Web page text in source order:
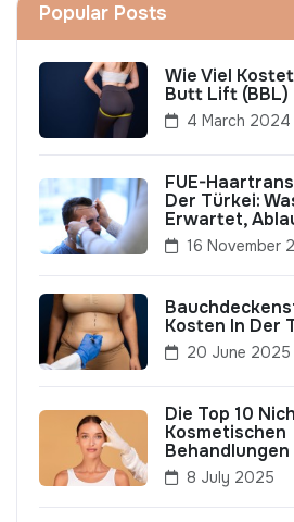
Popular Posts
Wie Viel
Butt Lift (BBL)
4 March 2024
FUE-
Der Türkei:
Erwartet,
16 November
Kosten In Der
20 June 2025
Die Top 10
Kosmetischen
Behandlungen
8 July 2025